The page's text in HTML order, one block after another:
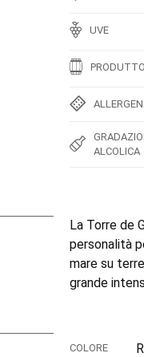
UVE
ALLERGENI
ALCOLICA
La Torre de
personalità
mare su
grande
COLORE